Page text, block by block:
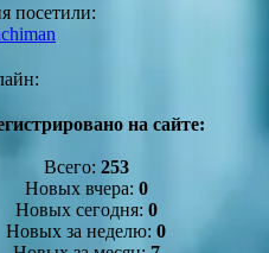
посетили:
на сайте:
Всего: 253
Новых вчера: 0
Новых сегодня: 0
Новых за неделю: 0